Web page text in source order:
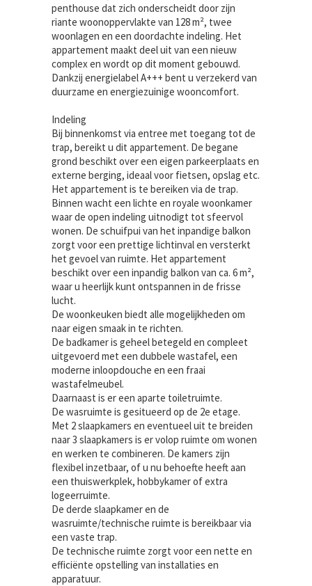
penthouse dat zich onderscheidt door zijn
riante woonoppervlakte van 128 m², twee
woonlagen en een doordachte indeling. Het
appartement maakt deel uit van een nieuw
complex en wordt op dit moment gebouwd.
Dankzij energielabel A+++ bent u verzekerd van
duurzame en energiezuinige wooncomfort.
Indeling
Bij binnenkomst via entree met toegang tot de
trap, bereikt u dit appartement. De begane
grond beschikt over een eigen parkeerplaats en
externe berging, ideaal voor fietsen, opslag etc.
Het appartement is te bereiken via de trap.
Binnen wacht een lichte en royale woonkamer
waar de open indeling uitnodigt tot sfeervol
wonen. De schuifpui van het inpandige balkon
zorgt voor een prettige lichtinval en versterkt
het gevoel van ruimte. Het appartement
beschikt over een inpandig balkon van ca. 6 m²,
waar u heerlijk kunt ontspannen in de frisse
lucht.
De woonkeuken biedt alle mogelijkheden om
naar eigen smaak in te richten.
De badkamer is geheel betegeld en compleet
uitgevoerd met een dubbele wastafel, een
moderne inloopdouche en een fraai
wastafelmeubel.
Daarnaast is er een aparte toiletruimte.
De wasruimte is gesitueerd op de 2e etage.
Met 2 slaapkamers en eventueel uit te breiden
naar 3 slaapkamers is er volop ruimte om wonen
en werken te combineren. De kamers zijn
flexibel inzetbaar, of u nu behoefte heeft aan
een thuiswerkplek, hobbykamer of extra
logeerruimte.
De derde slaapkamer en de
wasruimte/technische ruimte is bereikbaar via
een vaste trap.
De technische ruimte zorgt voor een nette en
efficiënte opstelling van installaties en
apparatuur.